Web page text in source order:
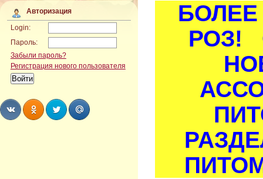
Авторизация
Login:
Пароль:
Забыли пароль?
Регистрация нового пользователя
БОЛЕЕ
РОЗ!